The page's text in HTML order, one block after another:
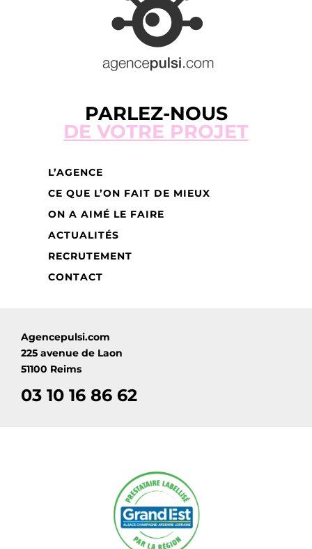
PARLEZ-NOUS
DE VOTRE PROJET
L’AGENCE
CE QUE L’ON FAIT DE MIEUX
ON A AIMÉ LE FAIRE
ACTUALITÉS
RECRUTEMENT
CONTACT
Agencepulsi.com
225 avenue de Laon
51100 Reims
03 10 16 86 62